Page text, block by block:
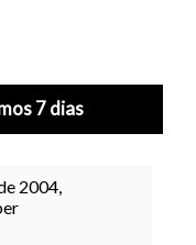
7 dias
2004,